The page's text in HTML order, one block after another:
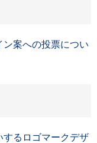
案への投票につい
するロゴマークデザ